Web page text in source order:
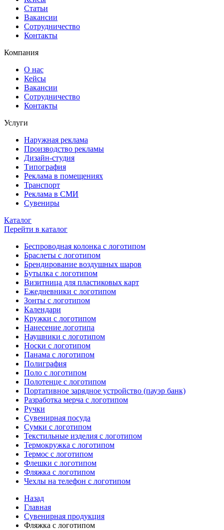
Статьи
Вакансии
Сотрудничество
Контакты
Компания
О нас
Кейсы
Вакансии
Сотрудничество
Контакты
Услуги
Наружная реклама
Производство рекламы
Дизайн-студия
Типография
Реклама в помещениях
Транспорт
Реклама в СМИ
Сувениры
Каталог
Перейти в каталог
Беспроводная колонка с логотипом
Браслеты с логотипом
Брендирование воздушных шаров
Бутылка с логотипом
Визитница для пластиковых карт
Ежедневники с логотипом
Зонты с логотипом
Календари
Кружки с логотипом
Нанесение логотипа
Наушники с логотипом
Носки с логотипом
Панама с логотипом
Полиграфия
Поло с логотипом
Полотенце с логотипом
Портативное зарядное устройство (пауэр банк)
Разработка мерча с логотипом
Ручки
Сувенирная посуда
Сумки с логотипом
Текстильные изделия с логотипом
Термокружка с логотипом
Термос с логотипом
Флешки с логотипом
Фляжка с логотипом
Чехлы на телефон с логотипом
Назад
Главная
Сувенирная продукция
Фляжка с логотипом